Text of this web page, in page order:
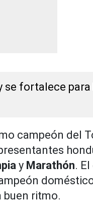
fortalece para
campeón del
y Marathón.
ritmo.